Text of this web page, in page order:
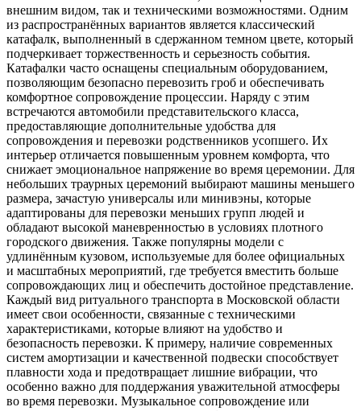
внешним видом, так и техническими возможностями. Одним
из распространённых вариантов является классический
катафалк, выполненный в сдержанном темном цвете, который
подчеркивает торжественность и серьезность события.
Катафалки часто оснащены специальным оборудованием,
позволяющим безопасно перевозить гроб и обеспечивать
комфортное сопровождение процессии. Наряду с этим
встречаются автомобили представительского класса,
предоставляющие дополнительные удобства для
сопровождения и перевозки родственников усопшего. Их
интерьер отличается повышенным уровнем комфорта, что
снижает эмоциональное напряжение во время церемонии. Для
небольших траурных церемоний выбирают машины меньшего
размера, зачастую универсалы или минивэны, которые
адаптированы для перевозки меньших групп людей и
обладают высокой маневренностью в условиях плотного
городского движения. Также популярны модели с
удлинённым кузовом, используемые для более официальных
и масштабных мероприятий, где требуется вместить больше
сопровождающих лиц и обеспечить достойное представление.
Каждый вид ритуального транспорта в Московской области
имеет свои особенности, связанные с техническими
характеристиками, которые влияют на удобство и
безопасность перевозки. К примеру, наличие современных
систем амортизации и качественной подвески способствует
плавности хода и предотвращает лишние вибрации, что
особенно важно для поддержания уважительной атмосферы
во время перевозки. Музыкальное сопровождение или